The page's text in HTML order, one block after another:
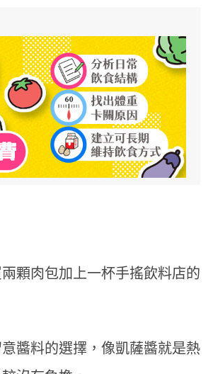
顆肉包加上一杯手搖飲料店的
醬料的選擇，像凱薩醬就是熱